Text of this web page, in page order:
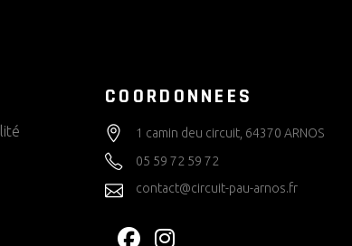
COORDONNEES
1 camin deu circuit, 64370 ARNOS
05 59 72 59 72
contact@circuit-pau-arnos.fr